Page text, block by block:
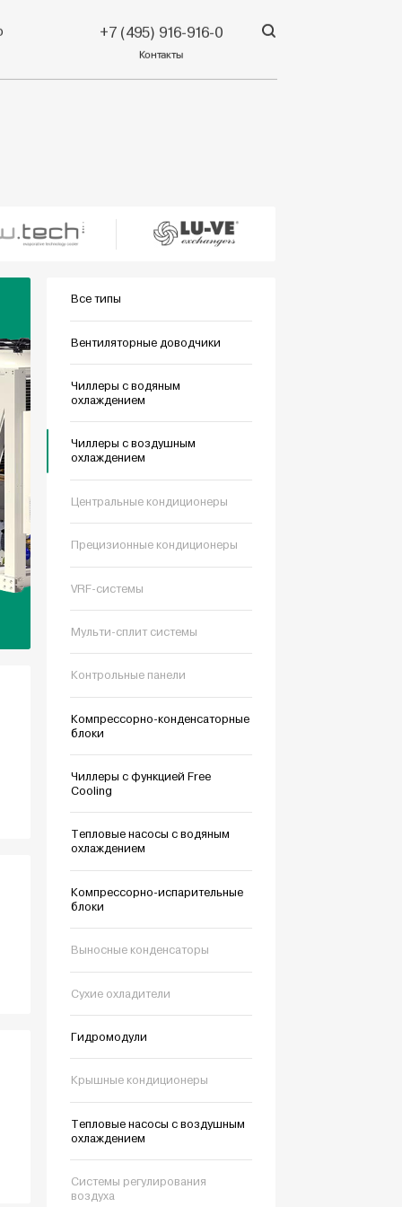
+7 (495) 916-916-0
Контакты
Все типы
Вентиляторные доводчики
Чиллеры с водяным
охлаждением
Чиллеры с воздушным
охлаждением
Центральные кондиционеры
Прецизионные кондиционеры
VRF-системы
Мульти-сплит системы
Контрольные панели
Компрессорно-конденсаторные
блоки
Чиллеры с функцией Free
Cooling
Тепловые насосы с водяным
охлаждением
Компрессорно-испарительные
блоки
Выносные конденсаторы
Сухие охладители
Гидромодули
Крышные кондиционеры
Тепловые насосы с воздушным
охлаждением
Системы регулирования
воздуха